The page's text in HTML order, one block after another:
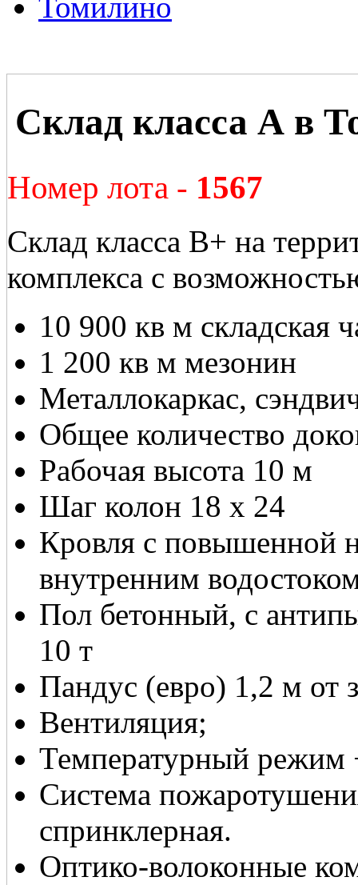
Томилино
Склад класса А в
Номер лота - 1567
Склад класса В+ на
комплекса с
10 900 кв м складская
1 200 кв м мезонин
Металлокаркас,
Общее количество
Рабочая высота 10 м
Шаг колон 18 х 24
Кровля с повышенной
внутренним
Пол бетонный, с
10 т
Пандус (евро) 1,2 м от
Вентиляция;
Температурный режим
Система
спринклерная.
Оптико-волоконные